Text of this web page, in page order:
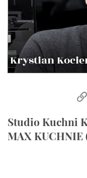
Krystian
Studio Kuchni
MAX KUCHNIE